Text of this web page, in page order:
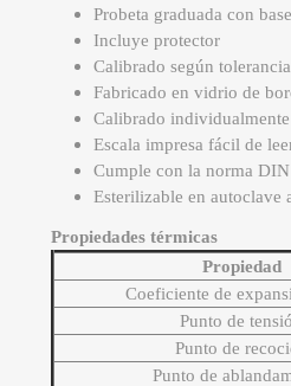
Probeta graduada con
Incluye protector
Calibrado según
Fabricado en vidrio de
Calibrado
Escala impresa fácil de
Cumple con la norma
Esterilizable en autoclave
Propiedades térmicas
Propiedad
Coeficiente de
Punto de
Punto de
Punto de